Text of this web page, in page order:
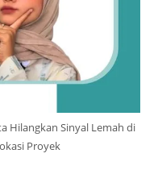
Hilangkan Sinyal Lemah di
Proyek